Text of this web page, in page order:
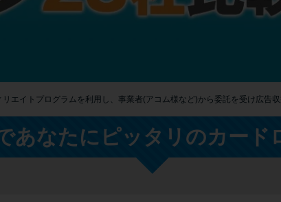
エイトプログラムを利用し、事業者(アコム様など)から委託を受け広告収
あなたにピッタリのカード